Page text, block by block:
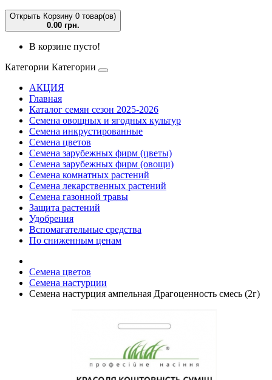
Открыть Корзину 0 товар(ов)
0.00 грн.
В корзине пусто!
Категории Категории
АКЦИЯ
Главная
Каталог семян сезон 2025-2026
Семена овощных и ягодных культур
Семена инкрустированные
Семена цветов
Семена зарубежных фирм (цветы)
Семена зарубежных фирм (овощи)
Семена комнатных растений
Семена лекарственных растений
Семена газонной травы
Защита растений
Удобрения
Вспомагательные средства
По сниженным ценам
Семена цветов
Семена настурции
Семена настурция ампельная Драгоценность смесь (2г)